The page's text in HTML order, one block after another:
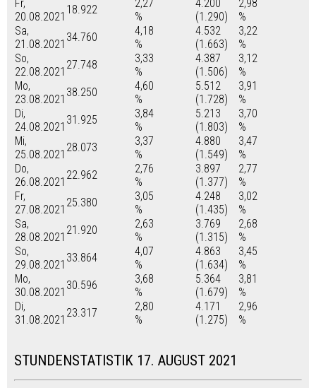
Fr,
20.08.2021
18.922
2,27
%
4.200
(1.290)
2,98
%
Sa,
21.08.2021
34.760
4,18
%
4.532
(1.663)
3,22
%
So,
22.08.2021
27.748
3,33
%
4.387
(1.506)
3,12
%
Mo,
23.08.2021
38.250
4,60
%
5.512
(1.728)
3,91
%
Di,
24.08.2021
31.925
3,84
%
5.213
(1.803)
3,70
%
Mi,
25.08.2021
28.073
3,37
%
4.880
(1.549)
3,47
%
Do,
26.08.2021
22.962
2,76
%
3.897
(1.377)
2,77
%
Fr,
27.08.2021
25.380
3,05
%
4.248
(1.435)
3,02
%
Sa,
28.08.2021
21.920
2,63
%
3.769
(1.315)
2,68
%
So,
29.08.2021
33.864
4,07
%
4.863
(1.634)
3,45
%
Mo,
30.08.2021
30.596
3,68
%
5.364
(1.679)
3,81
%
Di,
31.08.2021
23.317
2,80
%
4.171
(1.275)
2,96
%
STUNDENSTATISTIK 17. AUGUST 2021